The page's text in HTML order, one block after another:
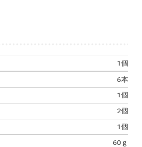
1個
6本
1個
2個
1個
60ｇ